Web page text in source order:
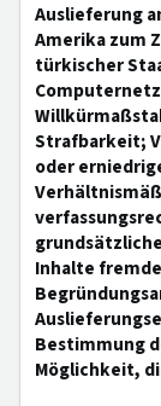
Auslieferung
Amerika zum
türkischer
Strafbarkeit;
oder
Inhalte
Bestimmung
Möglichkeit,